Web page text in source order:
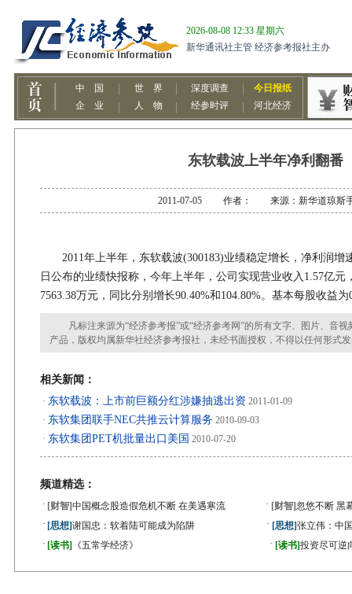
东软载波上半年净利翻番
2011-07-05 作者： 来源：新华道琼斯
2011年上半年，东软载波(300183)业绩稳定增长，净利润增
日公布的业绩快报称，今年上半年，公司实现营业收入1.57亿元
7563.38万元，同比分别增长90.40%和104.80%。基本每股收益为
凡标注来源为“经济参考报”或“经济参考网”的所有文字、图片、音视
产品，版权均属新华社经济参考报社，未经书面授权，不得以任何形式
相关新闻：
· 东软载波：上市前巨额分红涉嫌抽逃出资 2011-01-09
· 东软集团联手NEC共推云计算服务 2010-09-03
· 东软集团PET机批量出口美国 2010-07-20
频道精选：
· [财智]中国概念股造假危机不断 在美遇寒流 · [财智]忽悠不断 黑
· [思想]谢国忠：软着陆可能成为陷阱 · [思想]张立伟：中
· [读书] 《五常学经济》 · [读书]投资尽可逆